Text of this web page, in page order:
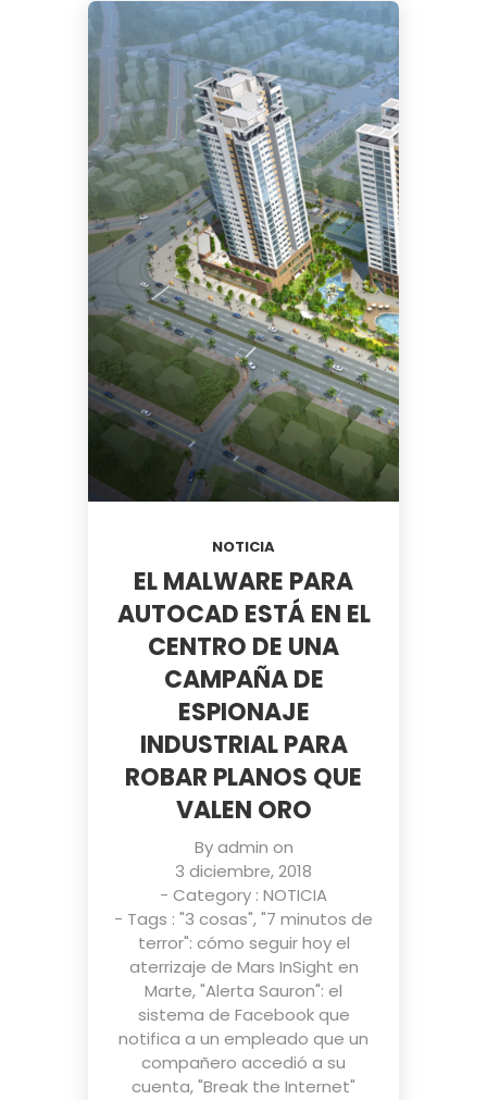
NOTICIA
EL MALWARE PARA
AUTOCAD ESTÁ EN EL
CENTRO DE UNA
CAMPAÑA DE
ESPIONAJE
INDUSTRIAL PARA
ROBAR PLANOS QUE
VALEN ORO
Byadmin on
3 diciembre, 2018
- Category : NOTICIA
- Tags : "3 cosas","7 minutos de
terror": cómo seguir hoy el
aterrizaje de Mars InSight en
Marte,"Alerta Sauron": el
sistema de Facebook que
notifica a un empleado que un
compañero accedió a su
cuenta,"Break the Internet"